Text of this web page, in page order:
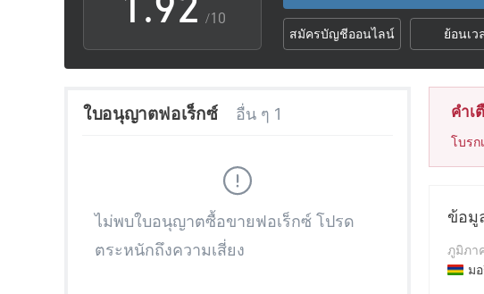
2
3
5
6
3
4
6
7
/10
สมัครบัญชีออนไลน์ ย้อนเว
ใบอนุญาตฟอเร็กซ์ อื่น ๆ 1
ไม่พบใบอนุญาตซื้อขายฟอเร็กซ์ โปรด
ตระหนักถึงความเสี่ยง
คำเ
โบร
ข้อมู
ภูมิภา
ม